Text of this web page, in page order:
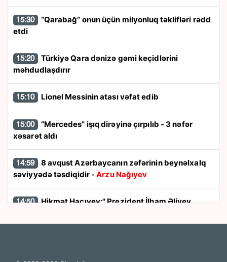
15:30
etdi
15:20
məhdudlaşdırır
15:10 Lionel Messinin atası vəfat edib
15:00
xəsarət aldı
14:59
səviyyədə təsdiqidir -Arzu Nağıyev
14:50 Hikmət Hacıyev:" Prezident İlham Əliyev